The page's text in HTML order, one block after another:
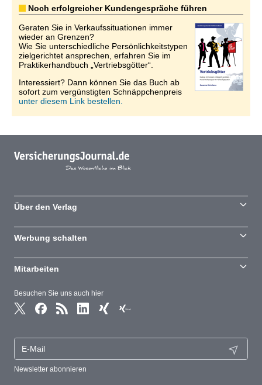
Noch erfolgreicher Kundengespräche führen
Geraten Sie in Verkaufssituationen immer
wieder an Grenzen?
Wie Sie unterschiedliche Persönlichkeitstypen
zielgerichtet ansprechen, erfahren Sie im
Praktikerhandbuch „Vertriebsgötter“.
Interessiert? Dann können Sie das Buch ab
sofort zum vergünstigten Schnäppchenpreis
unter diesem Link bestellen.
Besuchen Sie uns auch hier
Newsletter abonnieren
Über den Verlag
Werbung schalten
Mitarbeiten